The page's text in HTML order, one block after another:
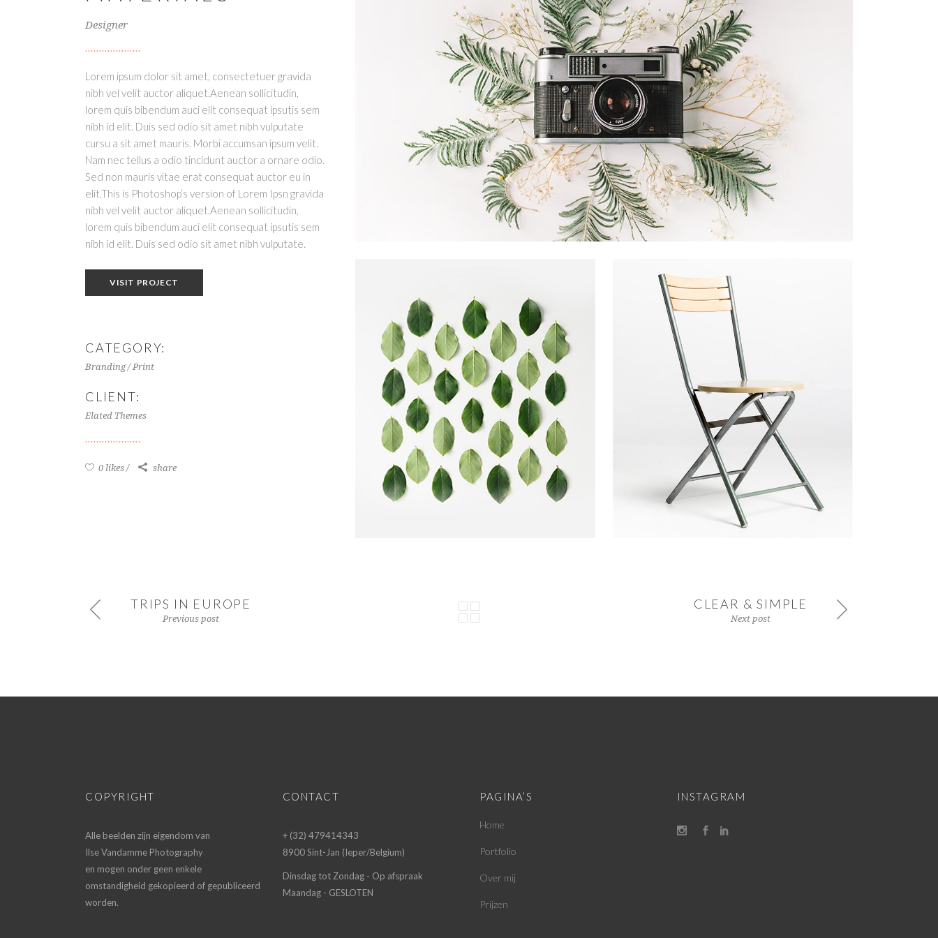
Designer
Lorem ipsum dolor sit amet, consectetuer gravida
nibh vel velit auctor aliquet.Aenean sollicitudin,
lorem quis bibendum auci elit consequat ipsutis sem
nibh id elit. Duis sed odio sit amet nibh vulputate
cursu a sit amet mauris. Morbi accumsan ipsum velit.
Nam nec tellus a odio tincidunt auctor a ornare odio.
Sed non mauris vitae erat consequat auctor eu in
elit.This is Photoshop’s version of Lorem Ipsn gravida
nibh vel velit auctor aliquet.Aenean sollicitudin,
lorem quis bibendum auci elit consequat ipsutis sem
nibh id elit. Duis sed odio sit amet nibh vulputate.
VISIT PROJECT
CATEGORY:
Branding / Print
CLIENT:
Elated Themes
0 likes share
TRIPS IN EUROPE
Previous post
CLEAR & SIMPLE
Next post
COPYRIGHT
Alle beelden zijn eigendom van
Ilse Vandamme Photography
en mogen onder geen enkele
omstandigheid gekopieerd of gepubliceerd
worden.
CONTACT
+ (32) 479414343
8900 Sint-Jan (Ieper/Belgium)
Dinsdag tot Zondag - Op afspraak
Maandag - GESLOTEN
PAGINA’S
Home
Portfolio
Over mij
Prijzen
INSTAGRAM